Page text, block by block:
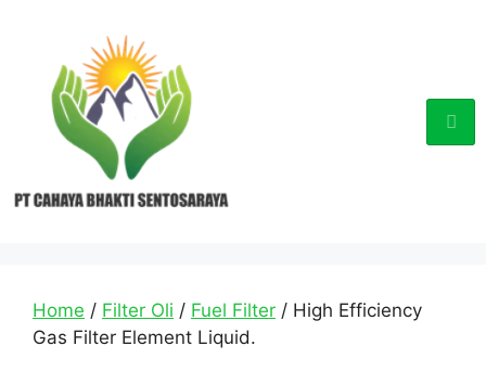
Home / Filter Oli / Fuel Filter / High Efficiency
Gas Filter Element Liquid.